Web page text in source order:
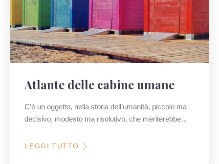
Atlante delle cabine umane
C’è un oggetto, nella storia dell’umanità, piccolo ma
decisivo, modesto ma risolutivo, che meriterebbe…
LEGGI TUTTO